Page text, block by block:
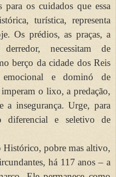
para os cuidados que essa
turística, representa
Os prédios, as praças, a
necessitam de
berço da cidade dos Reis
emocional e dominó de
o lixo, a predação,
a insegurança. Urge, para
diferencial e seletivo de
pobre mas altivo,
há 117 anos – a